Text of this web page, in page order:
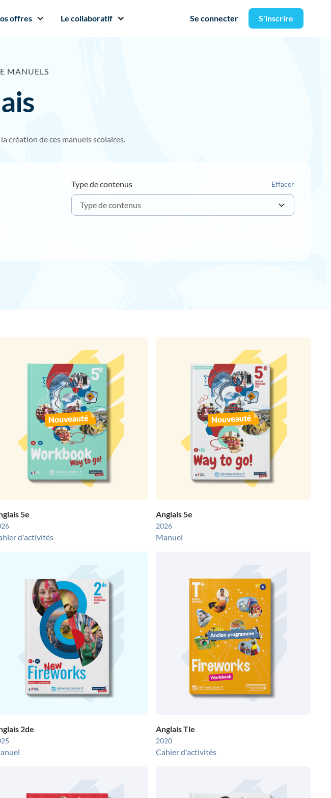
offres Le collaboratif Se connecter S'inscrire
MANUELS
création de ces manuels scolaires.
Type de contenus Effacer
Type de contenus
5e
d'activités
Anglais 5e
2026
Manuel
2de Anglais Tle
2020
Cahier d'activités